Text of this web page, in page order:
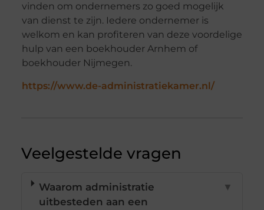
vinden om ondernemers zo goed mogelijk
van dienst te zijn. Iedere ondernemer is
welkom en kan profiteren van deze voordelige
hulp van een boekhouder Arnhem of
boekhouder Nijmegen.
https://www.de-administratiekamer.nl/
Veelgestelde vragen
Waarom administratie
uitbesteden aan een
▼